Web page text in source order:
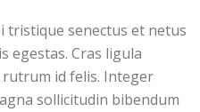
tristique senectus et netus
egestas. Cras ligula
id felis. Integer
sollicitudin bibendum